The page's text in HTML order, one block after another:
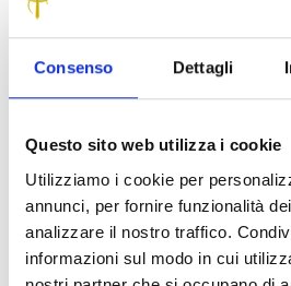
Consenso Dettagli
Questo sito web utilizza i cookie
Utilizziamo i cookie per
annunci, per fornire funzionalità
analizzare il nostro traffico.
informazioni sul modo in cui
il 2019, uno dei due (l’altro è il
come opzionali e per il quali l’Ente di
ottenere le risorse necessarie.
evidenze monumentali del territorio
emergenziali da sanare, vedrà
beni e strutture per cui si preveda
parte del maggior numero di
piano di apertura ed esposizione al